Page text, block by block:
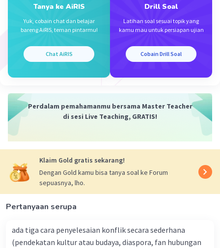
Tanya ke AiRIS
Yuk, cobain chat dan belajar
bareng AiRIS, teman pintarmu!
Chat AiRIS
Drill Soal
Latihan soal sesuai topik yang
kamu mau untuk persiapan ujian
Cobain Drill Soal
Perdalam pemahamanmu bersama Master Teacher
di sesi Live Teaching, GRATIS!
Klaim Gold gratis sekarang!
Dengan Gold kamu bisa tanya soal ke Forum
sepuasnya, lho.
Pertanyaan serupa
ada tiga cara penyelesaian konflik secara sederhana
(pendekatan kultur atau budaya, diaspora, fan hubungan